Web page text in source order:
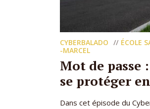
CYBERBALADO
ÉCOLE
-MARCEL
Mot de passe
se protéger
Dans cet épisode du